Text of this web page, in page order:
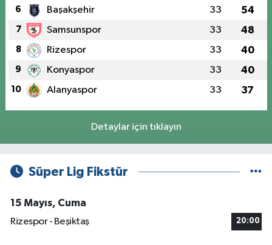
6 Başakşehir 33 54
7 Samsunspor 33 48
8 Rizespor 33 40
9 Konyaspor 33 40
10 Alanyaspor 33 37
Detaylar için tıklayın
Süper Lig Fikstür
15 Mayıs, Cuma
Rizespor - Beşiktaş
20:00